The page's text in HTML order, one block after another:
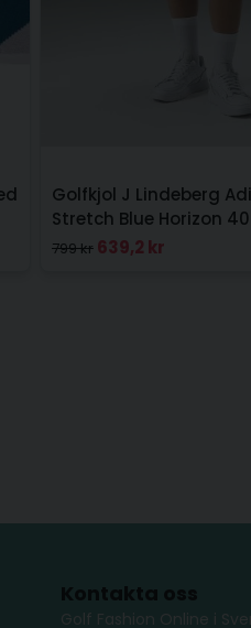
Golfkjol J Lindeberg
Stretch Blue Horizon
799 kr 639,2 kr
Golf Fashion Online i